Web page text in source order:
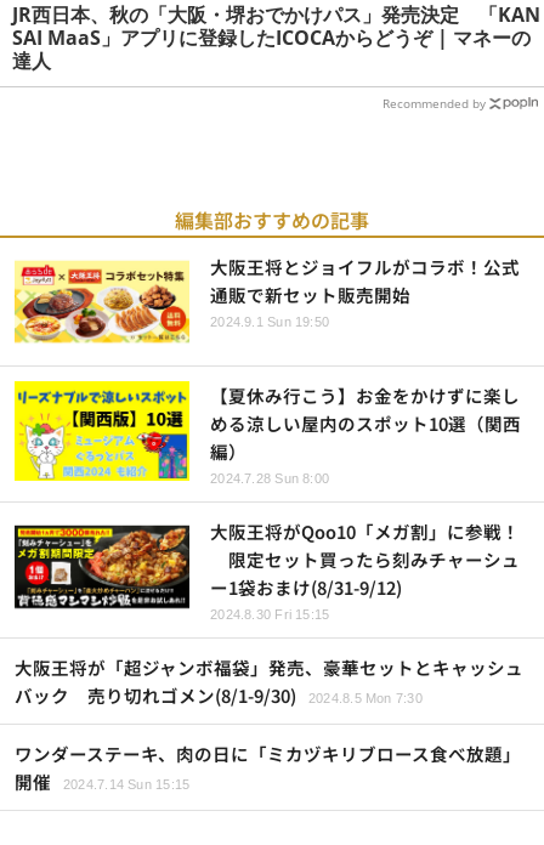
JR西日本、秋の「大阪・堺おでかけパス」発売決定 「KAN
SAI MaaS」アプリに登録したICOCAからどうぞ | マネーの
達人
Recommended by
編集部おすすめの記事
大阪王将とジョイフルがコラボ！公式
通販で新セット販売開始
2024.9.1 Sun 19:50
【夏休み行こう】お金をかけずに楽し
める涼しい屋内のスポット10選（関西
編）
2024.7.28 Sun 8:00
大阪王将がQoo10「メガ割」に参戦！
限定セット買ったら刻みチャーシュ
ー1袋おまけ(8/31-9/12)
2024.8.30 Fri 15:15
大阪王将が「超ジャンボ福袋」発売、豪華セットとキャッシュ
バック 売り切れゴメン(8/1-9/30)
2024.8.5 Mon 7:30
ワンダーステーキ、肉の日に「ミカヅキリブロース食べ放題」
開催
2024.7.14 Sun 15:15